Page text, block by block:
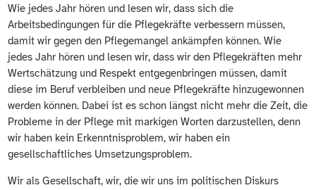
Wie jedes Jahr hören und lesen wir, dass sich die
Arbeitsbedingungen für die Pflegekräfte verbessern müssen,
damit wir gegen den Pflegemangel ankämpfen können. Wie
jedes Jahr hören und lesen wir, dass wir den Pflegekräften mehr
Wertschätzung und Respekt entgegenbringen müssen, damit
diese im Beruf verbleiben und neue Pflegekräfte hinzugewonnen
werden können. Dabei ist es schon längst nicht mehr die Zeit, die
Probleme in der Pflege mit markigen Worten darzustellen, denn
wir haben kein Erkenntnisproblem, wir haben ein
gesellschaftliches Umsetzungsproblem.
Wir als Gesellschaft, wir, die wir uns im politischen Diskurs